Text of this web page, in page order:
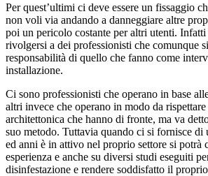
Per quest’ultimi ci deve essere un fissaggio
non voli via andando a danneggiare altre
poi un pericolo costante per altri utenti.
rivolgersi a dei professionisti che comunque
responsabilità di quello che fanno come
installazione.
Ci sono professionisti che operano in base
altri invece che operano in modo da
architettonica che hanno di fronte, ma va
suo metodo. Tuttavia quando ci si fornisce di
ed anni è in attivo nel proprio settore si potrà
esperienza e anche su diversi studi eseguiti
disinfestazione e rendere soddisfatto il